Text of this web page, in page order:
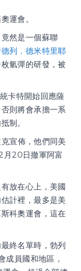
運會。
然是一個蘇聯
列．德米特里耶
氫彈的研發，被
卡特開始回應薩
則將會承擔一系
制。
宣佈，他們同美
月20日撤軍阿富
放在心上，美國
計裡，最多是美
科奧運會，這在
終名單時，勃列
成員國和地區，